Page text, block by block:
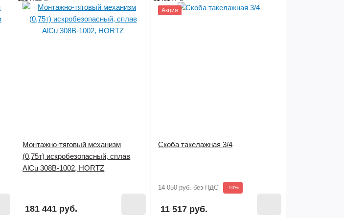
Монтажно-тяговый механизм
(0,75т) искробезопасный, сплав
AlCu 308B-1002, HORTZ
181 441 руб.
Акция
Скоба такелажная 3/4
14 050 руб.без НДС -10%
11 517 руб.